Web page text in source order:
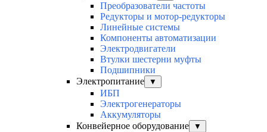
Преобразователи частоты
Редукторы и мотор-редукторы
Линейные системы
Компоненты автоматизации
Электродвигатели
Втулки шестерни муфты
Подшипники
Электропитание
▼
ИБП
Электрогенераторы
Аккумуляторы
Конвейерное оборудование
▼